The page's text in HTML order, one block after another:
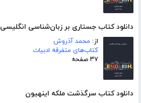
دانلود کتاب جستاری بر زبان‌شناسی انگلیسی
از: محمد آذروش
کتاب‌های متفرقه ادبیات
۳۷ صفحه
دانلود کتاب سرگذشت ملکه اینهیون